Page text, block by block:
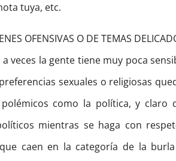
tuya, etc.
OFENSIVAS O DE TEMAS
veces la gente tiene muy poca
sexuales o religiosas
como la política, y claro
mientras se haga con
caen en la categoría de la